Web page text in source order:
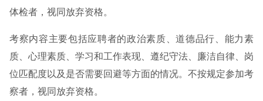
体检者，视同放弃资格。
考察内容主要包括应聘者的政治素质、道德品行、能力素
质、心理素质、学习和工作表现、遵纪守法、廉洁自律、岗
位匹配度以及是否需要回避等方面的情况。不按规定参加考
察者，视同放弃资格。